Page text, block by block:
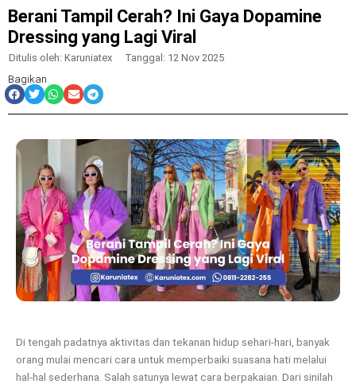
Berani Tampil Cerah? Ini Gaya Dopamine
Dressing yang Lagi Viral
Ditulis oleh: Karuniatex Tanggal: 12 Nov 2025
Bagikan
Di tengah padatnya aktivitas dan tekanan hidup sehari-hari, banyak
orang mulai mencari cara untuk memperbaiki suasana hati melalui
hal-hal sederhana. Salah satunya lewat cara berpakaian. Dari sinilah